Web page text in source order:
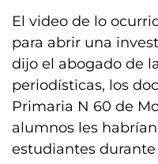
El video de lo
para abrir una
dijo el abogado de
periodísticas, los
Primaria N 60 de
alumnos les
estudiantes